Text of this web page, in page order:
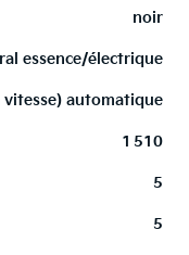
noir
essence/électrique
vitesse) automatique
1 510
5
5